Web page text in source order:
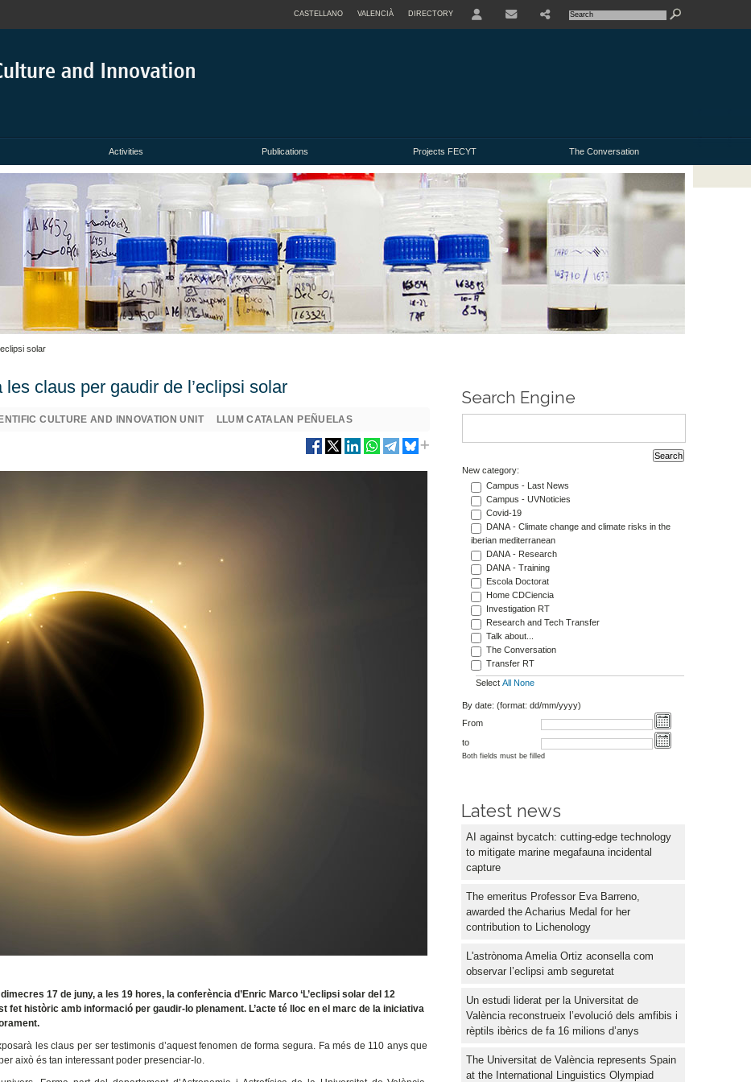
CASTELLANO VALENCIÀ DIRECTORY
Activities Publications Projects FECYT The Conversation
solar
claus per gaudir de l’eclipsi solar
CULTURE AND INNOVATION UNIT LLUM CATALAN PEÑUELAS
17 de juny, a les 19 hores, la conferència d’Enric Marco ‘L’eclipsi solar del 12
fet històric amb informació per gaudir-lo plenament. L’acte té lloc en el marc de la iniciativa
les claus per ser testimonis d’aquest fenomen de forma segura. Fa més de 110 anys que
això és tan interessant poder presenciar-lo.
Search Engine
New category:
Campus - Last News
Campus - UVNoticies
Covid-19
DANA - Climate change and climate risks in the
iberian mediterranean
DANA - Research
DANA - Training
Escola Doctorat
Home CDCiencia
Investigation RT
Research and Tech Transfer
Talk about...
The Conversation
Transfer RT
Select All None
By date: (format: dd/mm/yyyy)
From
to
Both fields must be filled
Latest news
AI against bycatch: cutting-edge technology
to mitigate marine megafauna incidental
capture
The emeritus Professor Eva Barreno,
awarded the Acharius Medal for her
contribution to Lichenology
L'astrònoma Amelia Ortiz aconsella com
observar l’eclipsi amb seguretat
Un estudi liderat per la Universitat de
València reconstrueix l’evolució dels amfibis i
rèptils ibèrics de fa 16 milions d’anys
The Universitat de València represents Spain
at the International Linguistics Olympiad